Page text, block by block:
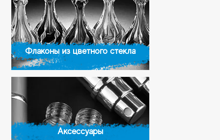
Флаконы из цветного стекла
Аксессуары